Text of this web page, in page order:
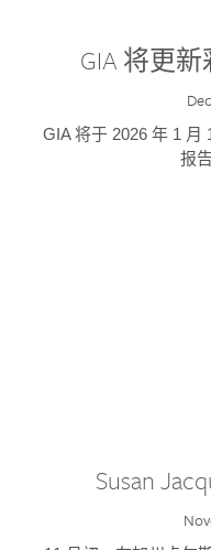
GIA 将更
GIA 将于 2026 年 1 月
报
Susan